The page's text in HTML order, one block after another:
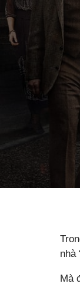
nhà
Mà